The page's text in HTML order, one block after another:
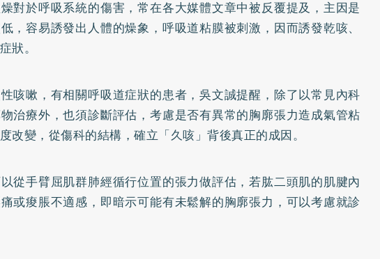
對於呼吸系統的傷害，常在各大媒體文章中被反覆提及，主因是
，容易誘發出人體的燥象，呼吸道粘膜被刺激，因而誘發乾咳、
狀。
咳嗽，有相關呼吸道症狀的患者，吳文誠提醒，除了以常見內科
物治療外，也須診斷評估，考慮是否有異常的胸廓張力造成氣管粘
改變，從傷科的結構，確立「久咳」背後真正的成因。
從手臂屈肌群肺經循行位置的張力做評估，若肱二頭肌的肌腱內
或痠脹不適感，即暗示可能有未鬆解的胸廓張力，可以考慮就診